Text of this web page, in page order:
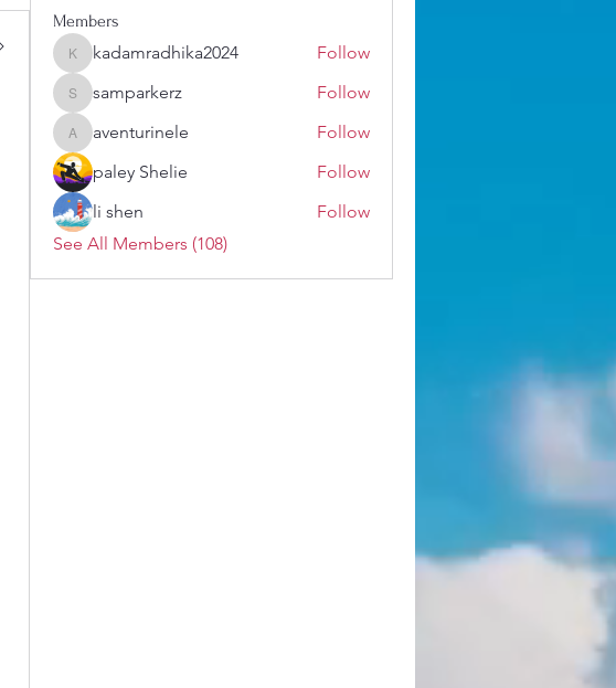
Members
kadamradhika2024
kadamradhika2024 Follow
samparkerz
samparkerz Follow
aventurinele
aventurinele
Follow
paley Shelie
Follow
li shen
Follow
See All Members (108)